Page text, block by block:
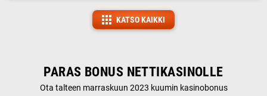
KATSO KAIKKI
PARAS BONUS NETTIKASINOLLE
Ota talteen marraskuun 2023 kuumin kasinobonus